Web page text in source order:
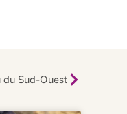
du Sud-Ouest